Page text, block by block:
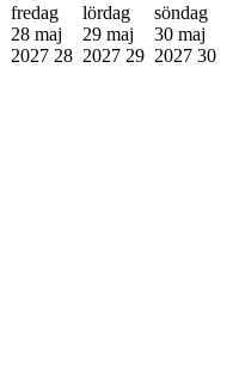
fredag
28 maj
2027 28
lördag
29 maj
2027 29
söndag
30 maj
2027 30